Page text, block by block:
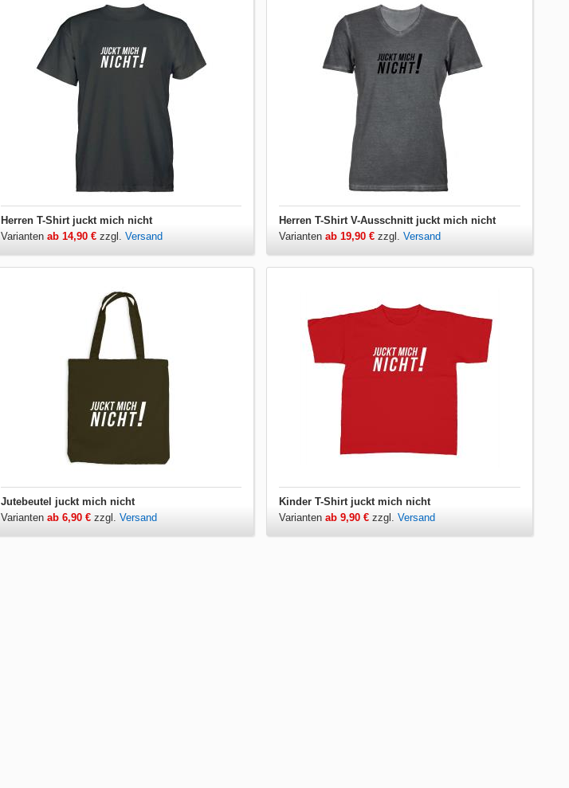
Herren T-Shirt juckt mich nicht
Varianten ab 14,90 €zzgl. Versand
Herren T-Shirt V-Ausschnitt juckt mich nicht
Variantenab 19,90 € zzgl.Versand
Jutebeutel juckt mich nicht
Varianten ab 6,90 €zzgl. Versand
Kinder T-Shirt juckt mich nicht
Variantenab 9,90 € zzgl.Versand